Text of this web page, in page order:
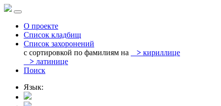
О проекте
Список кладбищ
Список захоронений
с сортировкой по фамилиям на
> кириллице
> латинице
Поиск
Язык: